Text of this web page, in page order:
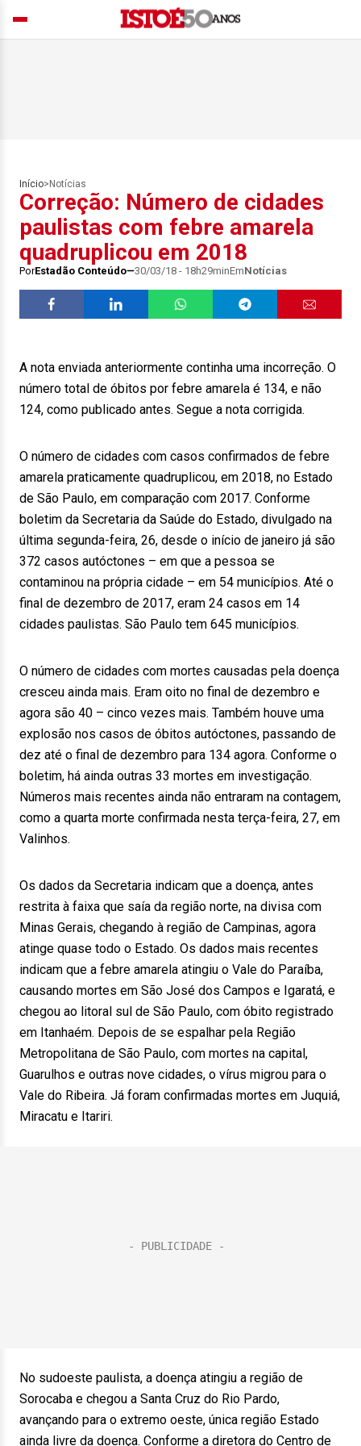
Início> Notícias
Correção: Número de cidades
paulistas com febre amarela
quadruplicou em 2018
PorEstadão Conteúdo 30/03/18 - 18h29minEmNotícias
A nota enviada anteriormente continha uma incorreção. O
número total de óbitos por febre amarela é 134, e não
124, como publicado antes. Segue a nota corrigida.
O número de cidades com casos confirmados de febre
amarela praticamente quadruplicou, em 2018, no Estado
de São Paulo, em comparação com 2017. Conforme
boletim da Secretaria da Saúde do Estado, divulgado na
última segunda-feira, 26, desde o início de janeiro já são
372 casos autóctones – em que a pessoa se
contaminou na própria cidade – em 54 municípios. Até o
final de dezembro de 2017, eram 24 casos em 14
cidades paulistas. São Paulo tem 645 municípios.
O número de cidades com mortes causadas pela doença
cresceu ainda mais. Eram oito no final de dezembro e
agora são 40 – cinco vezes mais. Também houve uma
explosão nos casos de óbitos autóctones, passando de
dez até o final de dezembro para 134 agora. Conforme o
boletim, há ainda outras 33 mortes em investigação.
Números mais recentes ainda não entraram na contagem,
como a quarta morte confirmada nesta terça-feira, 27, em
Valinhos.
Os dados da Secretaria indicam que a doença, antes
restrita à faixa que saía da região norte, na divisa com
Minas Gerais, chegando à região de Campinas, agora
atinge quase todo o Estado. Os dados mais recentes
indicam que a febre amarela atingiu o Vale do Paraíba,
causando mortes em São José dos Campos e Igaratá, e
chegou ao litoral sul de São Paulo, com óbito registrado
em Itanhaém. Depois de se espalhar pela Região
Metropolitana de São Paulo, com mortes na capital,
Guarulhos e outras nove cidades, o vírus migrou para o
Vale do Ribeira. Já foram confirmadas mortes em Juquiá,
Miracatu e Itariri.
No sudoeste paulista, a doença atingiu a região de
Sorocaba e chegou a Santa Cruz do Rio Pardo,
avançando para o extremo oeste, única região Estado
ainda livre da doença. Conforme a diretora do Centro de